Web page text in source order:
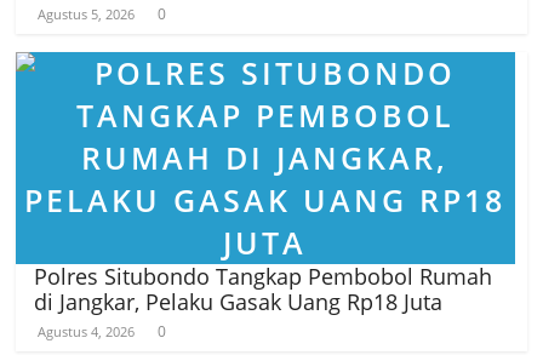
Agustus 5, 2026 0
Polres Situbondo Tangkap Pembobol Rumah
di Jangkar, Pelaku Gasak Uang Rp18 Juta
Agustus 4, 2026 0